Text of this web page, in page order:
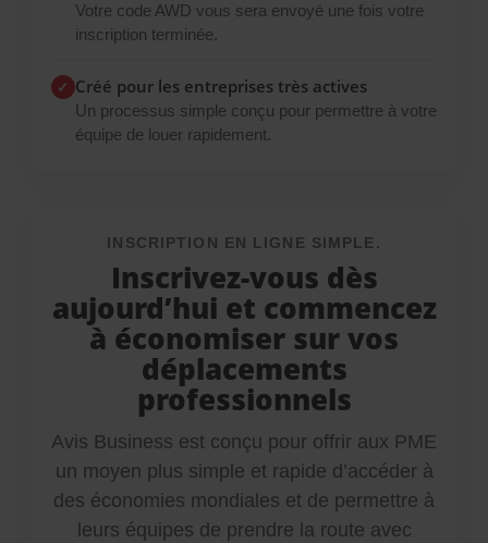
Votre code AWD vous sera envoyé une fois votre
inscription terminée.
✓ Créé pour les entreprises très actives
Un processus simple conçu pour permettre à votre
équipe de louer rapidement.
INSCRIPTION EN LIGNE SIMPLE.
Inscrivez-vous dès
aujourd’hui et commencez
à économiser sur vos
déplacements
professionnels
Avis Business est conçu pour offrir aux PME
un moyen plus simple et rapide d’accéder à
des économies mondiales et de permettre à
leurs équipes de prendre la route avec